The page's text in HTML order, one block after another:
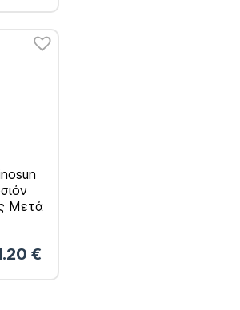
Μετά
€